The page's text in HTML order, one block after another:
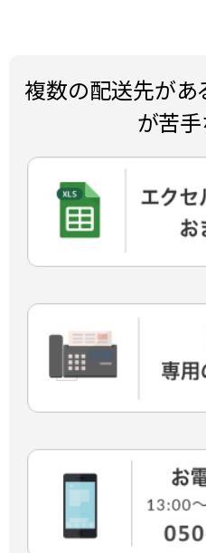
複数の配送先があ
が苦